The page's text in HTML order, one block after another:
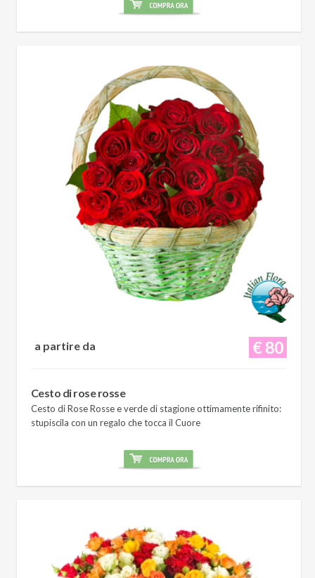
€ 80
a partire da
Cesto di rose rosse
Cesto di Rose Rosse e verde di stagione ottimamente rifinito:
stupiscila con un regalo che tocca il Cuore